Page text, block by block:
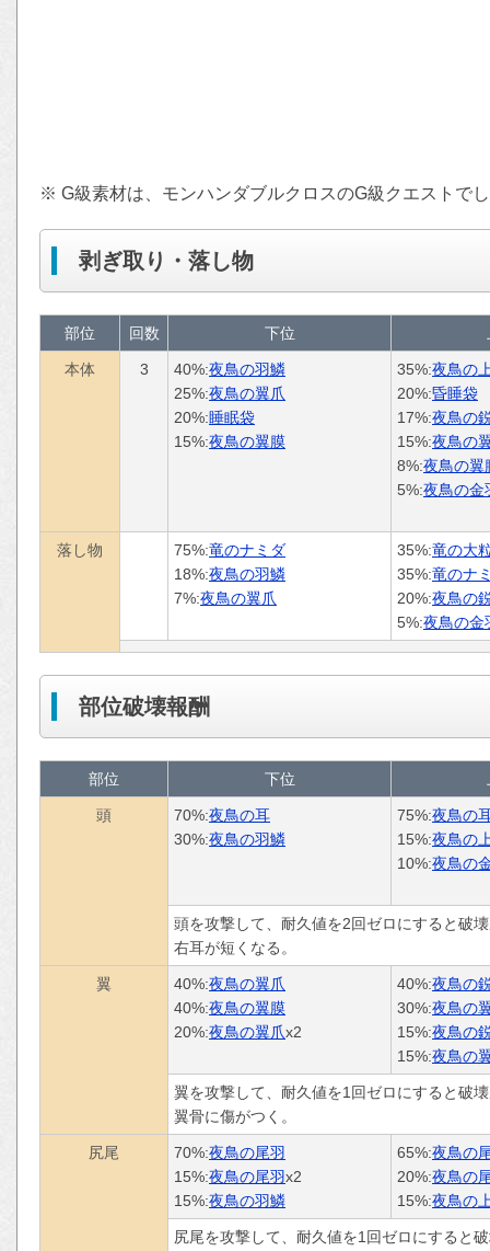
※ G級素材は、モンハンダブルクロスのG級クエストで
剥ぎ取り・落し物
部位 回数 下位
本体 3 40%:夜鳥の羽鱗
25%:夜鳥の翼爪
20%:睡眠袋
15%:夜鳥の翼膜
35%:夜鳥の
20%:昏睡袋
17%:夜鳥の
15%:夜鳥の
8%:夜鳥の翼
5%:夜鳥の金
落し物 75%:竜のナミダ
18%:夜鳥の羽鱗
7%:夜鳥の翼爪
35%:竜の大
35%:竜のナ
20%:夜鳥の
5%:夜鳥の金
部位破壊報酬
部位 下位
頭 70%:夜鳥の耳
30%:夜鳥の羽鱗
75%:夜鳥の
15%:夜鳥の
10%:夜鳥の
頭を攻撃して、耐久値を2回ゼロにすると破
右耳が短くなる。
翼 40%:夜鳥の翼爪
40%:夜鳥の翼膜
20%:夜鳥の翼爪x2
40%:夜鳥の
30%:夜鳥の
15%:夜鳥の
15%:夜鳥の
翼を攻撃して、耐久値を1回ゼロにすると破
翼骨に傷がつく。
尻尾 70%:夜鳥の尾羽
15%:夜鳥の尾羽x2
15%:夜鳥の羽鱗
65%:夜鳥の
20%:夜鳥の
15%:夜鳥の
尻尾を攻撃して、耐久値を1回ゼロにすると